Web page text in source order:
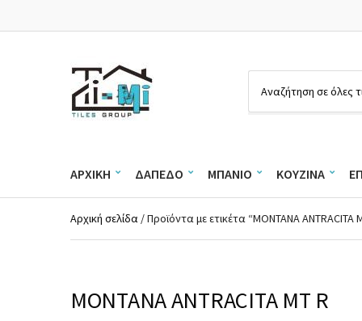
ν
κ
α
τ
η
γ
ί
α
ΑΡΧΙΚΉ ΔΆΠΕΔΟ ΜΠΆΝΙΟ ΚΟΥΖΊΝΑ
Αρχική σελίδα / Προϊόντα με ετικέτα “MONTANA ANTRACITA
MONTANA ANTRACITA MT R